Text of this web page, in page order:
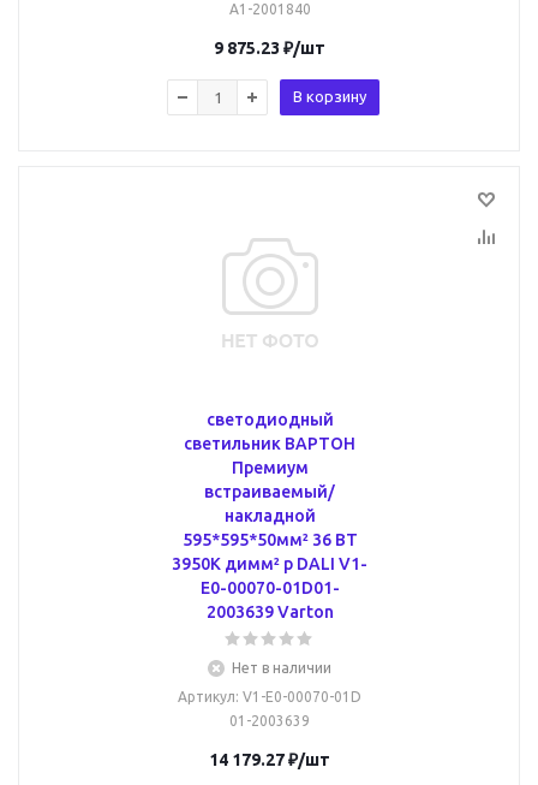
A1-2001840
9 875.23 ₽/шт
В корзину
светодиодный
светильник ВАРТОН
Премиум
встраиваемый/
накладной
595*595*50мм² 36 ВТ
3950К димм² р DALI V1-
E0-00070-01D01-
2003639 Varton
Нет в наличии
Артикул: V1-E0-00070-01D
01-2003639
14 179.27₽/шт